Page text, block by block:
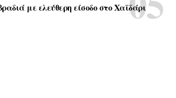
με ελεύθερη είσοδο στο Χαϊδάρι